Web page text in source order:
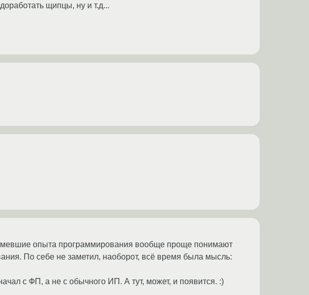
щипцы, ну и т.д...
опыта программирования вообще проще понимают
По себе не заметил, наоборот, всё время была мысль:
с ФП, а не с обычного ИП. А тут, может, и появится. :)